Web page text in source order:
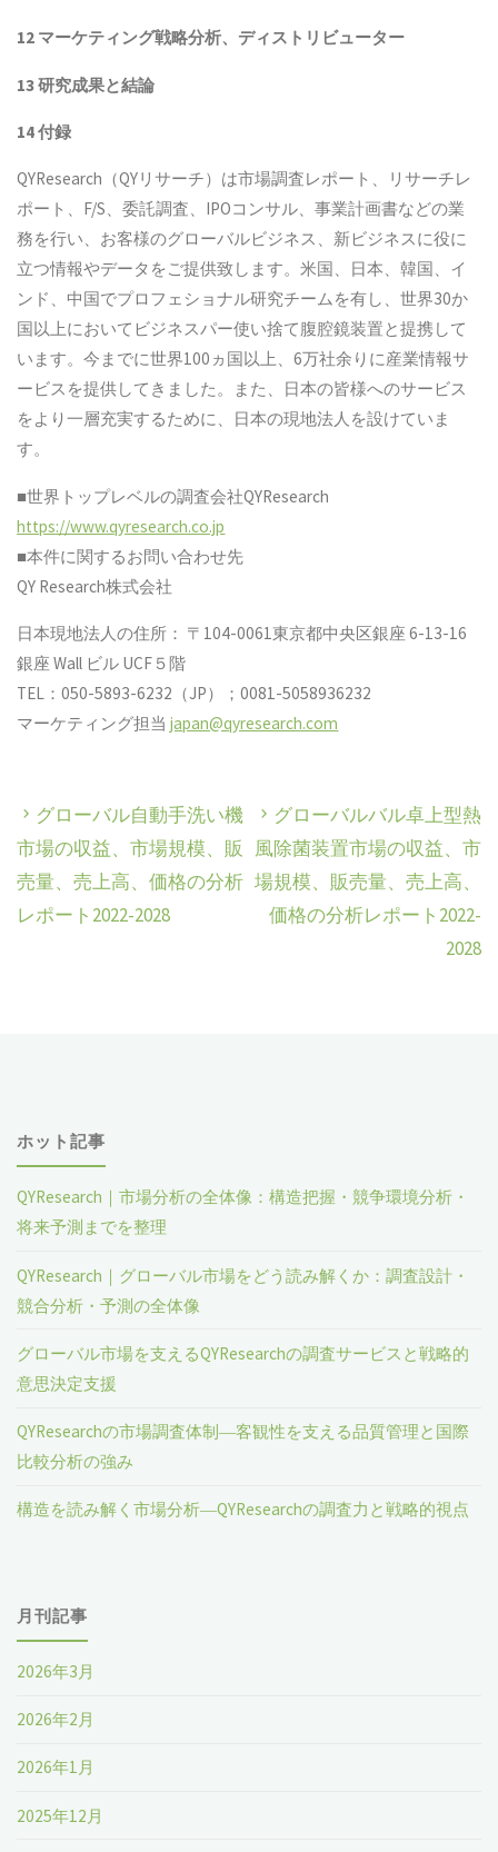
12 マーケティング戦略分析、ディストリビューター
13 研究成果と結論
14 付録
QYResearch（QYリサーチ）は市場調査レポート、リサーチレ
ポート、F/S、委託調査、IPOコンサル、事業計画書などの業
務を行い、お客様のグローバルビジネス、新ビジネスに役に
立つ情報やデータをご提供致します。米国、日本、韓国、イ
ンド、中国でプロフェショナル研究チームを有し、世界30か
国以上においてビジネスパー使い捨て腹腔鏡装置と提携して
います。今までに世界100ヵ国以上、6万社余りに産業情報サ
ービスを提供してきました。また、日本の皆様へのサービス
をより一層充実するために、日本の現地法人を設けていま
す。
■世界トップレベルの調査会社QYResearch
https://www.qyresearch.co.jp
■本件に関するお問い合わせ先
QY Research株式会社
日本現地法人の住所： 〒104-0061東京都中央区銀座 6-13-16
銀座 Wall ビル UCF５階
TEL：050-5893-6232（JP）；0081-5058936232
マーケティング担当japan@qyresearch.com
グローバル自動手洗い機
市場の収益、市場規模、販
売量、売上高、価格の分析
レポート2022-2028
グローバルバル卓上型熱
風除菌装置市場の収益、市
場規模、販売量、売上高、
価格の分析レポート2022-
2028
ホット記事
QYResearch｜市場分析の全体像：構造把握・競争環境分析・
将来予測までを整理
QYResearch｜グローバル市場をどう読み解くか：調査設計・
競合分析・予測の全体像
グローバル市場を支えるQYResearchの調査サービスと戦略的
意思決定支援
QYResearchの市場調査体制―客観性を支える品質管理と国際
比較分析の強み
構造を読み解く市場分析―QYResearchの調査力と戦略的視点
月刊記事
2026年3月
2026年2月
2026年1月
2025年12月